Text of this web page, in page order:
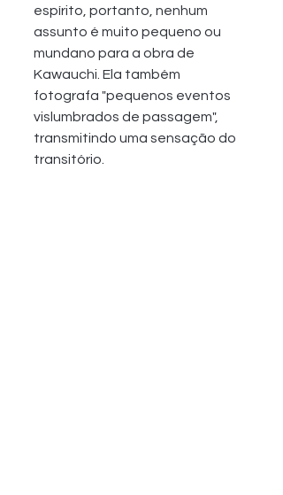
espírito, portanto, nenhum
assunto é muito pequeno ou
mundano para a obra de
Kawauchi. Ela também
fotografa "pequenos eventos
vislumbrados de passagem",
transmitindo uma sensação do
transitório.